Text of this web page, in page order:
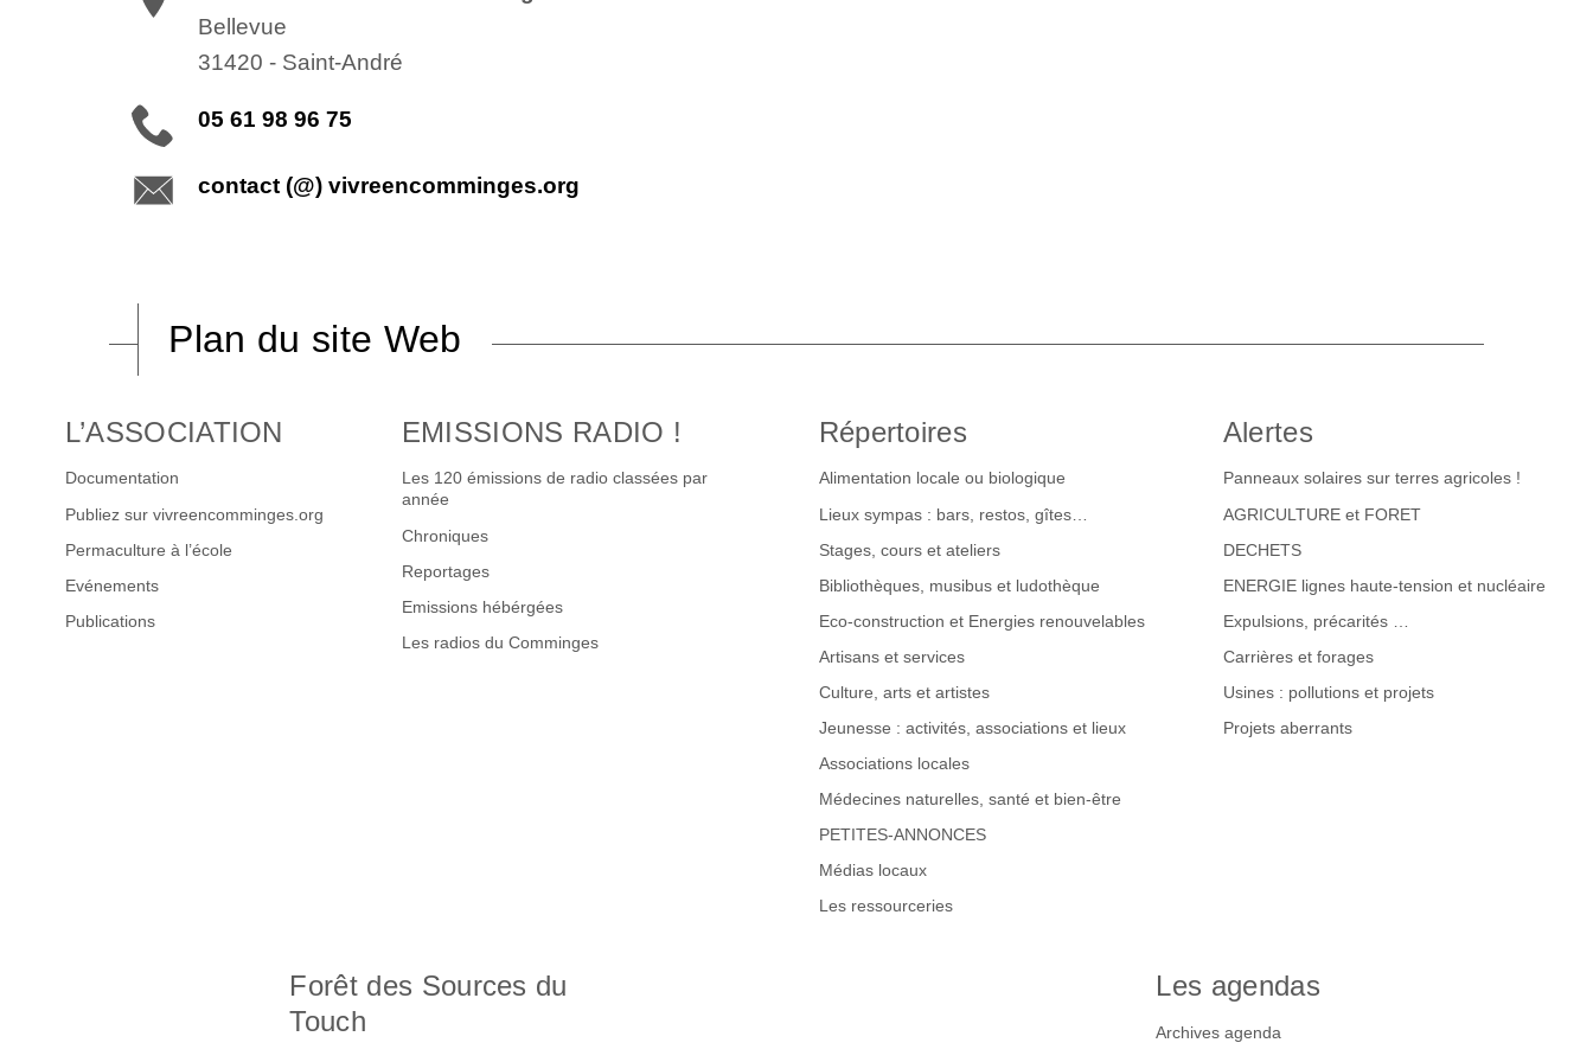
Bellevue
31420 - Saint-André
05 61 98 96 75
contact (@) vivreencomminges.org
Plan du site Web
L’ASSOCIATION
Documentation
Publiez sur vivreencomminges.org
Permaculture à l’école
Evénements
Publications
EMISSIONS RADIO !
Les 120 émissions de radio classées par
année
Chroniques
Reportages
Emissions hébérgées
Les radios du Comminges
Répertoires
Alimentation locale ou biologique
Lieux sympas : bars, restos, gîtes…
Stages, cours et ateliers
Bibliothèques, musibus et ludothèque
Eco-construction et Energies renouvelables
Artisans et services
Culture, arts et artistes
Jeunesse : activités, associations et lieux
Associations locales
Médecines naturelles, santé et bien-être
PETITES-ANNONCES
Médias locaux
Les ressourceries
Alertes
Panneaux solaires sur terres agricoles !
AGRICULTURE et FORET
DECHETS
ENERGIE lignes haute-tension et nucléaire
Expulsions, précarités …
Carrières et forages
Usines : pollutions et projets
Projets aberrants
Forêt des Sources du
Touch
Les agendas
Archives agenda